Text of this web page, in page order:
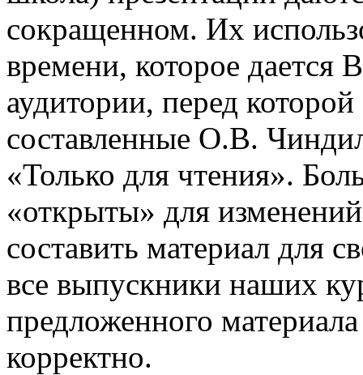
сокращенном. Их
времени, которое дается
аудитории, перед
составленные О.В.
«Только для чтения».
«открыты» для
составить материал для
все выпускники наших
предложенного
корректно.